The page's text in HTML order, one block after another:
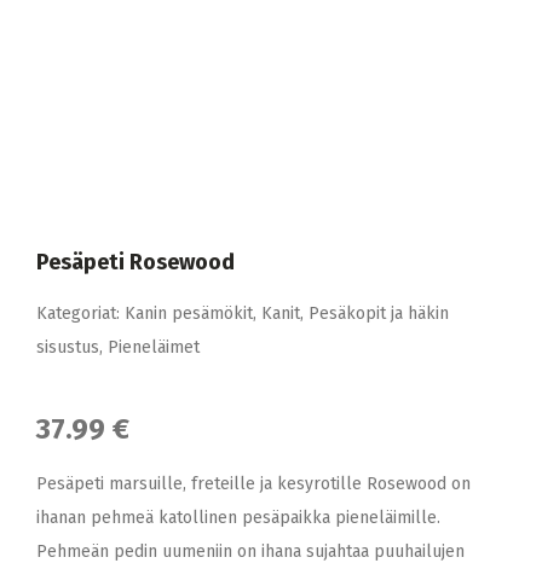
Pesäpeti Rosewood
Kategoriat: Kanin pesämökit, Kanit, Pesäkopit ja häkin
sisustus, Pieneläimet
37.99 €
Pesäpeti marsuille, freteille ja kesyrotille Rosewood on
ihanan pehmeä katollinen pesäpaikka pieneläimille.
Pehmeän pedin uumeniin on ihana sujahtaa puuhailujen